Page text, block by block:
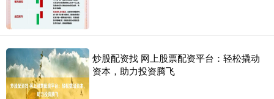
炒股配资找 网上股票配资平台：轻松撬动
资本，助力投资腾飞